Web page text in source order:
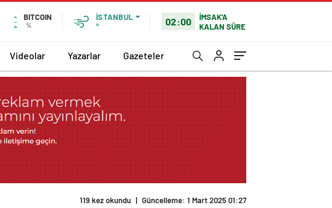
BITCOIN
%
İSTANBUL
°
02:00
İMSAK'A
KALAN SÜRE
Videolar Yazarlar Gazeteler
119 kez okundu | Güncelleme: 1 Mart 2025 01:27